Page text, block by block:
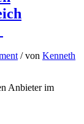
/ von Kenneth
Anbieter im